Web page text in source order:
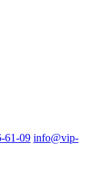
61-09 info@vip-